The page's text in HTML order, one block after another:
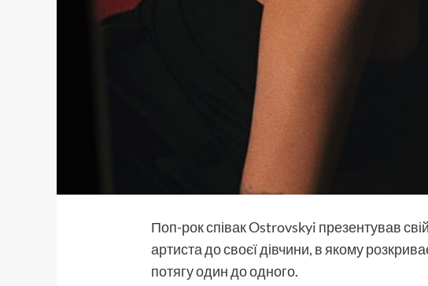
Поп-рок співак Ostrovskyi презентував
артиста до своєї дівчини, в якому
потягу один до одного.